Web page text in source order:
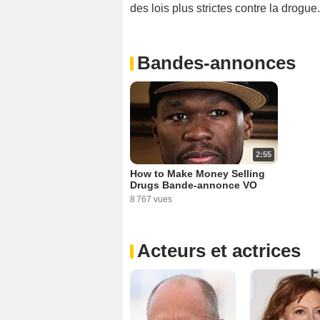
des lois plus strictes contre la drogue.
Bandes-annonces
2:55
How to Make Money Selling
Drugs Bande-annonce VO
8 767 vues
Acteurs et actrices